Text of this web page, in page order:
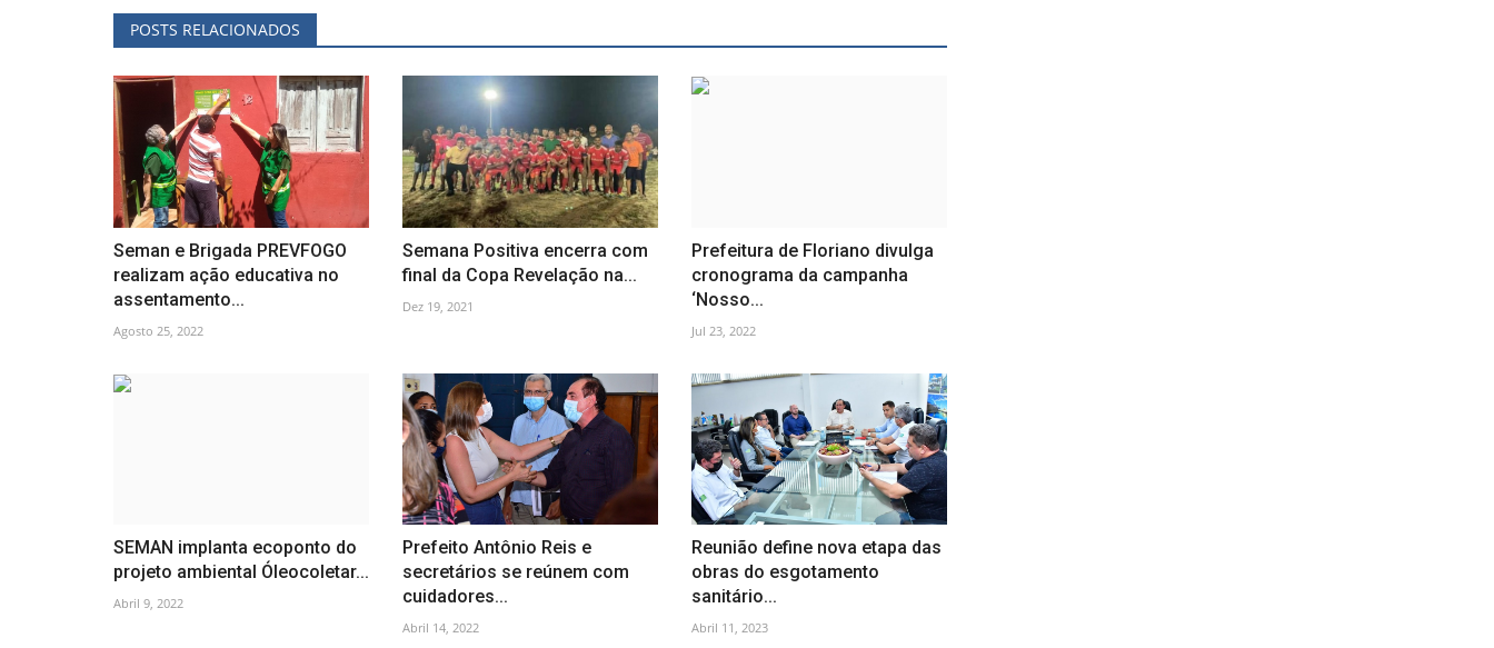
POSTS RELACIONADOS
Seman e Brigada PREVFOGO
realizam ação educativa no
assentamento...
Agosto 25, 2022
Semana Positiva encerra com
final da Copa Revelação na...
Dez 19, 2021
Prefeitura de Floriano divulga
cronograma da campanha
‘Nosso...
Jul 23, 2022
SEMAN implanta ecoponto do
projeto ambiental Óleocoletar...
Abril 9, 2022
Prefeito Antônio Reis e
secretários se reúnem com
cuidadores...
Abril 14, 2022
Reunião define nova etapa das
obras do esgotamento
sanitário...
Abril 11, 2023